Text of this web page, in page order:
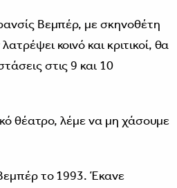
Βεμπέρ, με σκηνοθέτη
κοινό και κριτικοί, θα
στις 9 και 10
θέατρο, λέμε να μη χάσουμε
το 1993. Έκανε